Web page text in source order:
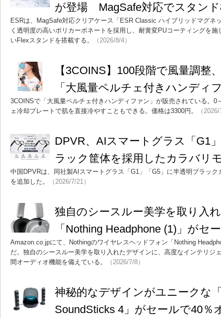
が登場 MagSafe対応でスタン
ESRは、MagSafe対応クリアケース「ESR Classic ハイブリッドマグネ
く透明度の高いポリカーボネートを採用し、耐黄変PUコーティングを
いFlexスタンドを搭載する。
（2026/8/4）
【3COINS】100段階で風量調整
「大風量ペルチェ付きハンデ
3COINSで「大風量ペルチェ付きハンディファン」が販売されている。0
ェ冷却プレートで肌を直接冷やすこともできる。価格は3300円。
（
DPVR、AIスマートグラス「G1
ラック筐体を採用したカラバリ
中国DPVRは、同社製AIスマートグラス「G1」「G5」に半透明ブラッ
を追加した。
（2026/7/21）
独自のシースルー美学を取り入
「Nothing Headphone (1)」がセ
Amazon.co.jpにて、Nothingのワイヤレスヘッドフォン「Nothing
だ。独自のシースルー美学を取り入れたデザインに、高度なインテリジ
間オーディオ機能を備えている。
（2026/7/8）
神秘的なデザインがユニークな
SoundSticks 4」がセールで40％